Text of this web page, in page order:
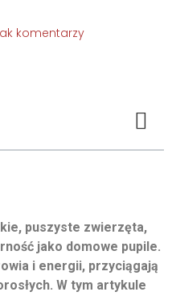
komentarzy
puszyste zwierzęta,
jako domowe pupile.
i energii, przyciągają
W tym artykule